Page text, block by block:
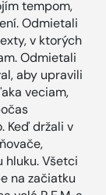
tempom,
Odmietali
v ktorých
Odmietali
aby upravili
veciam,
Keď držali v
Všetci
na začiatku